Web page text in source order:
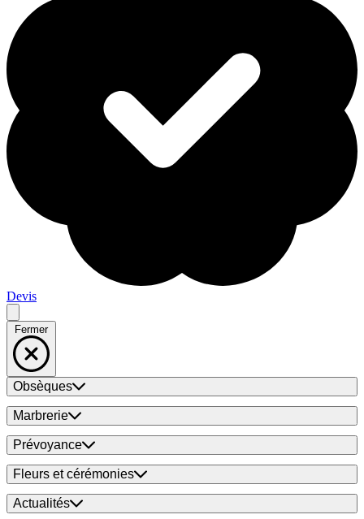
Devis
Fermer
Obsèques
Marbrerie
Prévoyance
Fleurs et cérémonies
Actualités